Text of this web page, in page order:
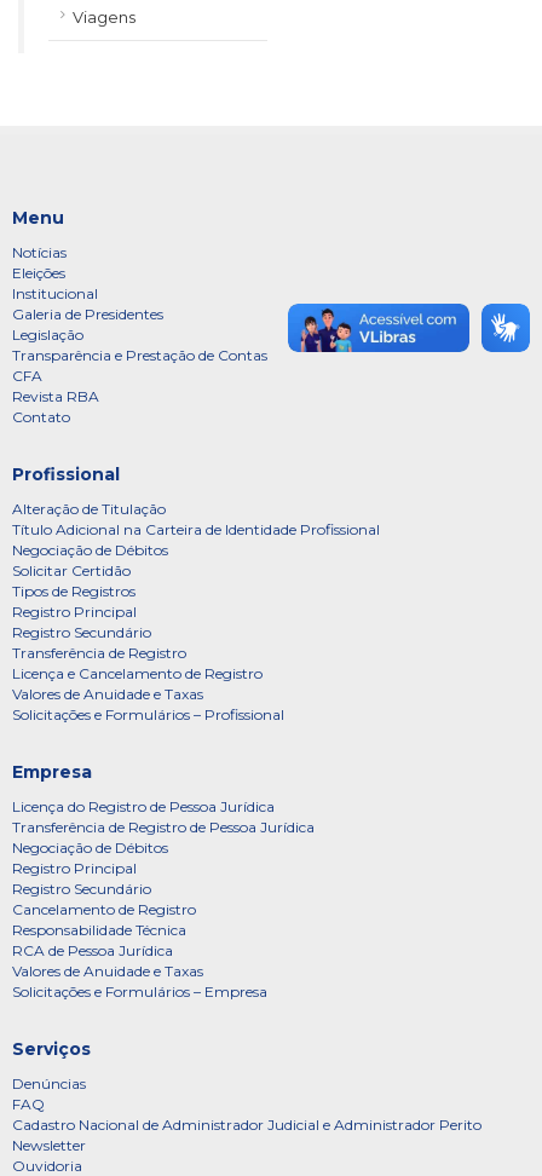
Viagens
Menu
Notícias
Eleições
Institucional
Galeria de Presidentes
Legislação
Transparência e Prestação de Contas
CFA
Revista RBA
Contato
Profissional
Alteração de Titulação
Título Adicional na Carteira de Identidade Profissional
Negociação de Débitos
Solicitar Certidão
Tipos de Registros
Registro Principal
Registro Secundário
Transferência de Registro
Licença e Cancelamento de Registro
Valores de Anuidade e Taxas
Solicitações e Formulários – Profissional
Empresa
Licença do Registro de Pessoa Jurídica
Transferência de Registro de Pessoa Jurídica
Negociação de Débitos
Registro Principal
Registro Secundário
Cancelamento de Registro
Responsabilidade Técnica
RCA de Pessoa Jurídica
Valores de Anuidade e Taxas
Solicitações e Formulários – Empresa
Serviços
Denúncias
FAQ
Cadastro Nacional de Administrador Judicial e Administrador Perito
Newsletter
Ouvidoria